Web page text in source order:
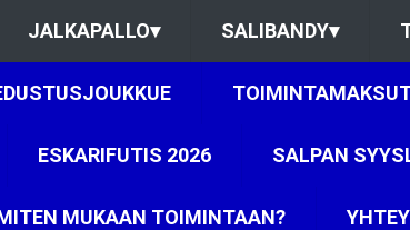
JALKAPALLO▾ SALIBANDY▾
ESKARIFUTIS 2026 SALPAN
MUKAAN TOIMINTAAN?